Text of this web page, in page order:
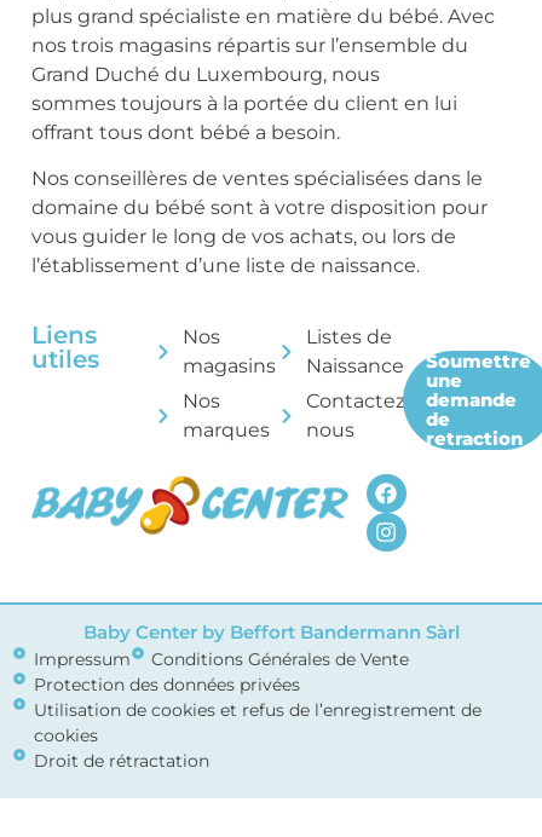
plus grand spécialiste en matière du bébé. Avec
nos trois magasins répartis sur l’ensemble du
Grand Duché du Luxembourg, nous
sommes toujours à la portée du client en lui
offrant tous dont bébé a besoin.
Nos conseillères de ventes spécialisées dans le
domaine du bébé sont à votre disposition pour
vous guider le long de vos achats, ou lors de
l’établissement d’une liste de naissance.
Liens
utiles
Nos
magasins
Nos
marques
Listes de
Naissance
Contactez-
nous
Soumettre
une
demande
de
retraction
Baby Center by Beffort Bandermann Sàrl
Impressum
Conditions Générales de Vente
Protection des données privées
Utilisation de cookies et refus de l’enregistrement de
cookies
Droit de rétractation